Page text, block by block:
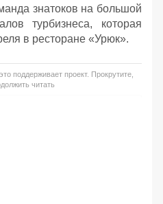
знатоков на большой
турбизнеса, которая
в ресторане «Урюк».
поддерживает проект. Прокрутите,
читать